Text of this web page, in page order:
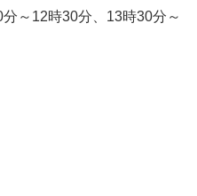
～12時30分、13時30分～